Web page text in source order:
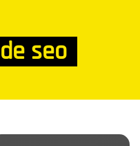
seo